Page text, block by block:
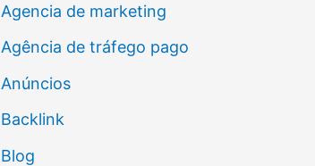
Agencia de marketing
Agência de tráfego pago
Anúncios
Backlink
Blog